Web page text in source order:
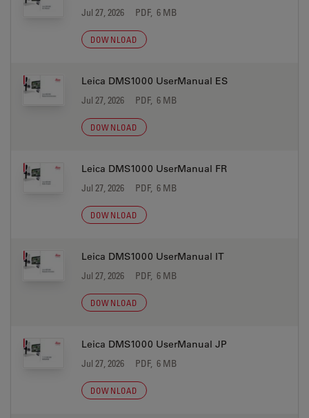
Jul 27, 2026 PDF, 6 MB
DOWNLOAD
Leica DMS1000 UserManual ES
Jul 27, 2026 PDF, 6 MB
DOWNLOAD
Leica DMS1000 UserManual FR
Jul 27, 2026 PDF, 6 MB
DOWNLOAD
Leica DMS1000 UserManual IT
Jul 27, 2026 PDF, 6 MB
DOWNLOAD
Leica DMS1000 UserManual JP
Jul 27, 2026 PDF, 6 MB
DOWNLOAD